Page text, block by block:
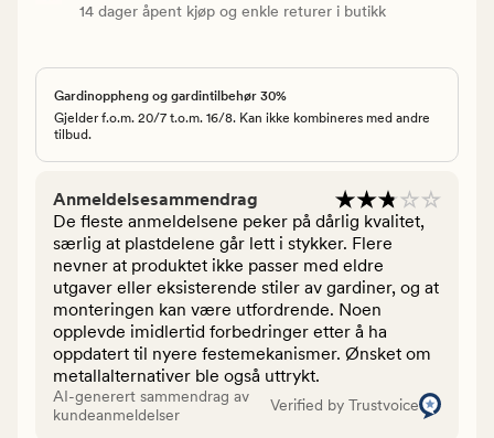
14 dager åpent kjøp og enkle returer i butikk
Gardinoppheng og gardintilbehør 30%
Gjelder f.o.m. 20/7 t.o.m. 16/8. Kan ikke kombineres med andre
tilbud.
Anmeldelsesammendrag
De fleste anmeldelsene peker på dårlig kvalitet,
særlig at plastdelene går lett i stykker. Flere
nevner at produktet ikke passer med eldre
utgaver eller eksisterende stiler av gardiner, og at
monteringen kan være utfordrende. Noen
opplevde imidlertid forbedringer etter å ha
oppdatert til nyere festemekanismer. Ønsket om
metallalternativer ble også uttrykt.
AI-generert sammendrag av
kundeanmeldelser
Verified by Trustvoice